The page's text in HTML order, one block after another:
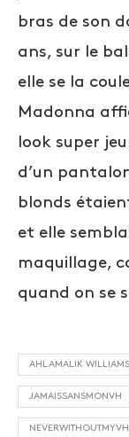
bras de son
ans, sur le
elle se la
Madonna
look super
d’un
blonds
et elle
maquillage,
quand on se
AHLAMALIK WILLIAMS
JAMAISSANSMONVH
NEVERWITHOUTMYVH